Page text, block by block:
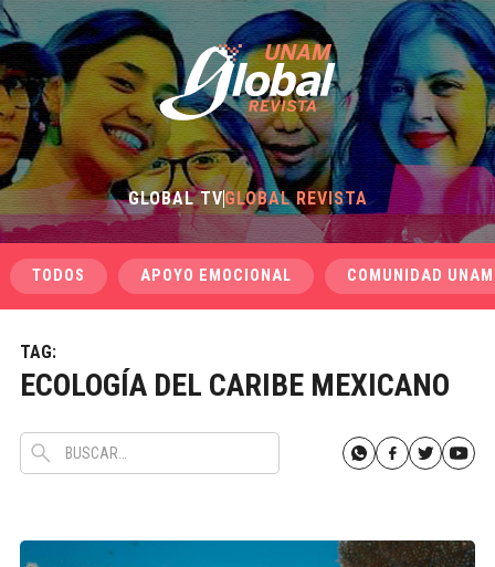
GLOBAL TVGLOBAL REVISTA
TODOS APOYO EMOCIONAL COMUNIDAD UNAM
TAG:
ECOLOGÍA DEL CARIBE MEXICANO